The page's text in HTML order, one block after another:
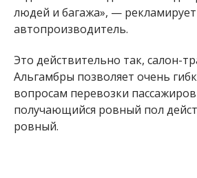
людей и багажа», —
автопроизводитель.
Это действительно так, салон-
Альгамбры позволяет очень
вопросам перевозки пассажиров
получающийся ровный пол
ровный.